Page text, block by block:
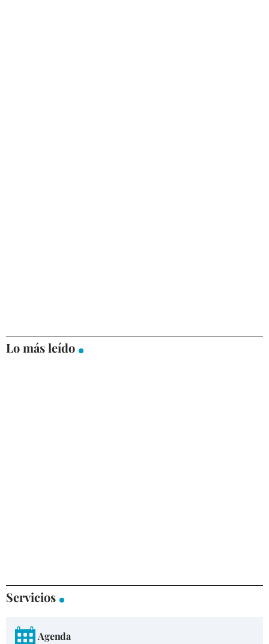
Lo más leído
Servicios
Agenda